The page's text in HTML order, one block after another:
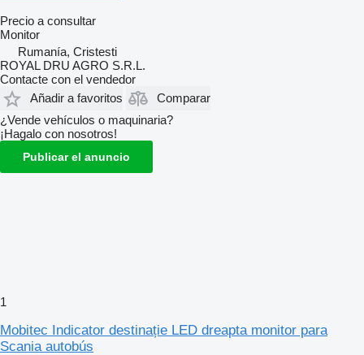
Precio a consultar
Monitor
Rumanía, Cristesti
ROYAL DRU AGRO S.R.L.
Contacte con el vendedor
Añadir a favoritos
Comparar
¿Vende vehículos o maquinaria?
¡Hagalo con nosotros!
Publicar el anuncio
1
Mobitec Indicator destinație LED dreapta monitor para
Scania autobús